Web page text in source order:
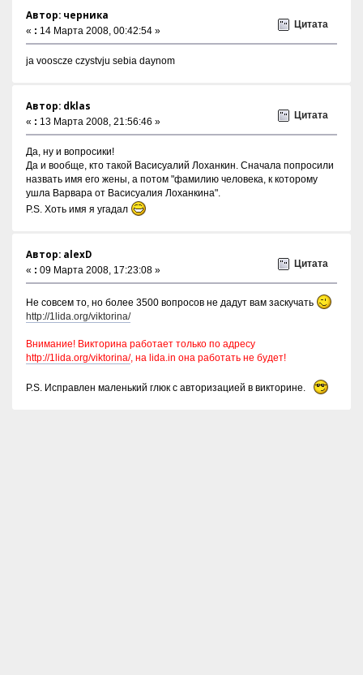
Автор: черника
« : 14 Марта 2008, 00:42:54 »
Цитата
ja vooscze czystvju sebia daynom
Автор: dklas
« : 13 Марта 2008, 21:56:46 »
Цитата
Да, ну и вопросики!
Да и вообще, кто такой Васисуалий Лоханкин. Сначала попросили
назвать имя его жены, а потом "фамилию человека, к которому
ушла Варвара от Васисуалия Лоханкина".
P.S. Хоть имя я угадал
Автор: alexD
« : 09 Марта 2008, 17:23:08 »
Цитата
Не совсем то, но более 3500 вопросов не дадут вам заскучать
http://1lida.org/viktorina/
Внимание! Викторина работает только по адресу
http://1lida.org/viktorina/, на lida.in она работать не будет!
P.S. Исправлен маленький глюк с авторизацией в викторине.